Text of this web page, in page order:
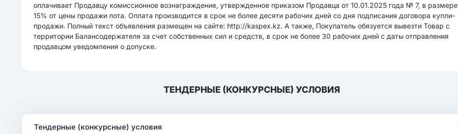
оплачивает Продавцу комиссионное вознаграждение, утвержденное приказом Продавца от 10.01.2025 года № 7, в размере
15% от цены продажи лота. Оплата производится в срок не более десяти рабочих дней со дня подписания договора купли-
продажи. Полный текст объявления размещен на сайте: http://kaspex.kz. А также, Покупатель обязуется вывезти Товар с
территории Балансодержателя за счет собственных сил и средств, в срок не более 30 рабочих дней с даты отправления
продавцом уведомления о допуске.
ТЕНДЕРНЫЕ (КОНКУРСНЫЕ) УСЛОВИЯ
Тендерные (конкурсные) условия